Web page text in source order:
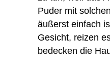
Puder mit
äußerst einfach
Gesicht, reizen
bedecken die